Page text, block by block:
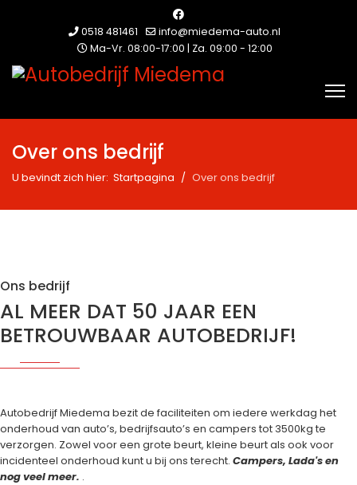
0518 481461
info@miedema-auto.nl
Ma-Vr. 08:00-17:00 | Za. 09:00 - 12:00
Over ons bedrijf
U bevindt zich hier: Startpagina Over ons bedrijf
Ons bedrijf
AL MEER DAT 50 JAAR EEN
BETROUWBAAR AUTOBEDRIJF!
Autobedrijf Miedema bezit de faciliteiten om iedere werkdag het
onderhoud van auto’s, bedrijfsauto’s en campers tot 3500kg te
verzorgen. Zowel voor een grote beurt, kleine beurt als ook voor
incidenteel onderhoud kunt u bij ons terecht. Campers, Lada's en
nog veel meer. .